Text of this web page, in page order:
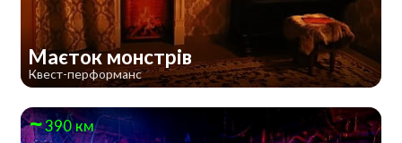
Маєток монстрів
Квест-перформанс
390 км